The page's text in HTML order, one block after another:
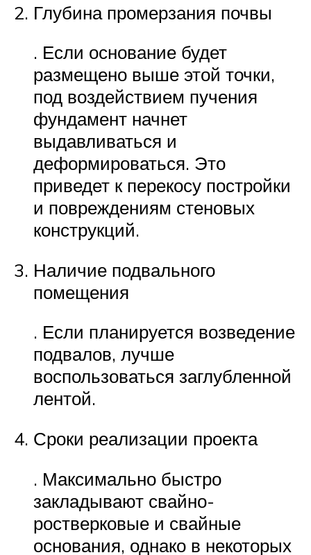
Глубина промерзания почвы
. Если основание будет
размещено выше этой точки,
под воздействием пучения
фундамент начнет
выдавливаться и
деформироваться. Это
приведет к перекосу постройки
и повреждениям стеновых
конструкций.
Наличие подвального
помещения
. Если планируется возведение
подвалов, лучше
воспользоваться заглубленной
лентой.
Сроки реализации проекта
. Максимально быстро
закладывают свайно-
ростверковые и свайные
основания, однако в некоторых